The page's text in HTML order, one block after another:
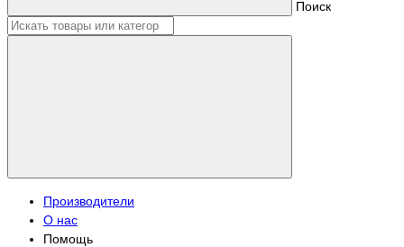
Поиск
Производители
О нас
Помощь